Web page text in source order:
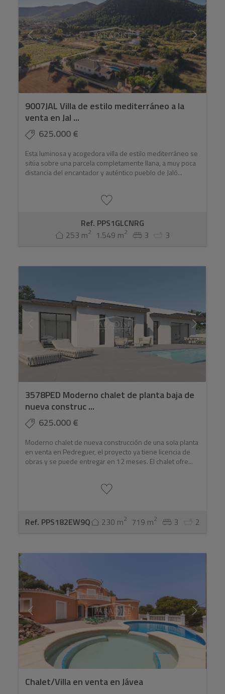
9007JAL Villa de estilo mediterráneo a la
venta en Jal ...
625.000 €
Esta luminosa y acogedora villa de estilo mediterráneo se
sitúa sobre una parcela completamente llana, a muy poca
distancia del encantador y auténtico pueblo de Jaló...
Ref. PPS1GLCNRG
253 m2 1.549 m2 3 3
3578PED Moderno chalet de planta baja de
nueva construc ...
625.000 €
Moderno chalet de nueva construcción de una sola planta
en venta en Pedreguer, el proyecto ya tiene licencia de
obras y se puede entregar en 12 meses. El chalet ofre...
Ref. PPS182EW9Q 230 m2 719 m2 3 2
Chalet/Villa en venta en Jávea